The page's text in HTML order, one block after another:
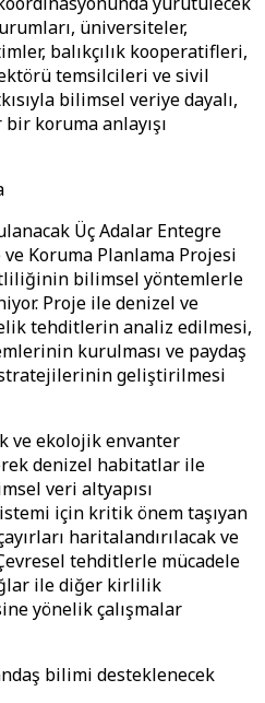
üniversiteler,
balıkçılık kooperatifleri,
temsilcileri ve sivil
bilimsel veriye dayalı,
koruma anlayışı
Üç Adalar Entegre
Koruma Planlama Projesi
bilimsel yöntemlerle
Proje ile denizel ve
tehditlerin analiz edilmesi,
kurulması ve paydaş
stratejilerinin geliştirilmesi
ve ekolojik envanter
denizel habitatlar ile
veri altyapısı
için kritik önem taşıyan
haritalandırılacak ve
tehditlerle mücadele
ile diğer kirlilik
yönelik çalışmalar
bilimi desteklenecek